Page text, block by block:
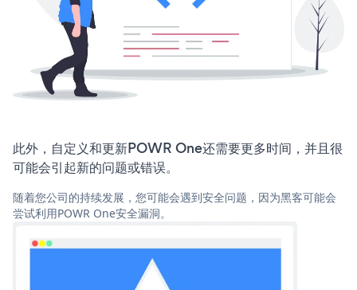
此外，自定义和更新POWR One还需要更多时间，并且很
可能会引起新的问题或错误。
随着您公司的持续发展，您可能会遇到安全问题，因为黑客可能会
尝试利用POWR One安全漏洞。